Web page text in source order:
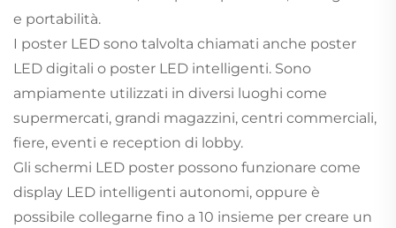
e portabilità.
I poster LED sono talvolta chiamati anche poster
LED digitali o poster LED intelligenti. Sono
ampiamente utilizzati in diversi luoghi come
supermercati, grandi magazzini, centri commerciali,
fiere, eventi e reception di lobby.
Gli schermi LED poster possono funzionare come
display LED intelligenti autonomi, oppure è
possibile collegarne fino a 10 insieme per creare un